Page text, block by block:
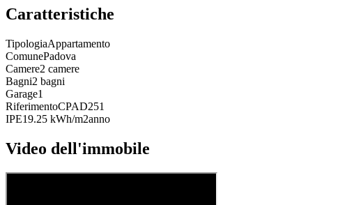
Caratteristiche
TipologiaAppartamento
ComunePadova
Camere2 camere
Bagni2 bagni
Garage1
RiferimentoCPAD251
IPE19.25 kWh/m2anno
Video dell'immobile